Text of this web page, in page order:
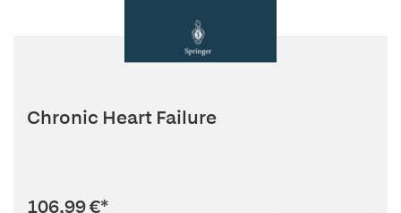
Chronic Heart Failure
106,99 €*